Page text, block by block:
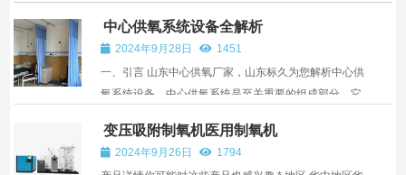
中心供氧系统设备全解析
2024年9月28日
1451
一、引言 山东中心供氧厂家，山东标久为您解析中心供
氧系统设备，中心供氧系统是至关重要的组成部分，它
在医院的病房、手术室还是急救室等场所，中心供氧系
统都发挥着不可替代的作用。那么，中心供氧系统设备
变压吸附制氧机医用制氧机
2024年9月26日
1794